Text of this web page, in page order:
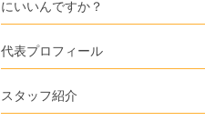
にいいんですか？
代表プロフィール
スタッフ紹介